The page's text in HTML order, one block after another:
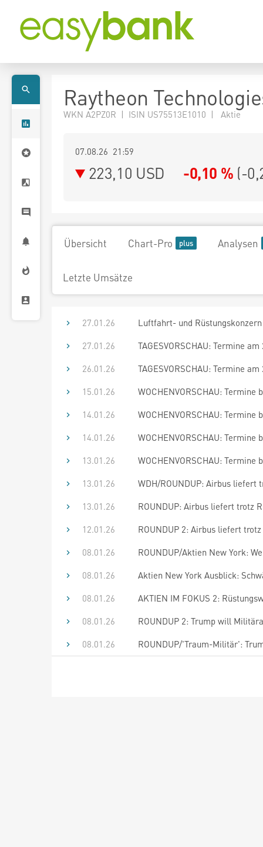
Raytheon
WKN A2PZ0R | ISIN US75513E1010 | Aktie
07.08.26 21:59
223,10 USD -0,10 % (-
Übersicht Chart-Pro Analysen
Letzte Umsätze
27.01.26
Luftfahrt- und
27.01.26
TAGESVORSCHAU: Termine
26.01.26
TAGESVORSCHAU: Termine
15.01.26
WOCHENVORSCHAU: Termine
14.01.26
WOCHENVORSCHAU: Termine
14.01.26
WOCHENVORSCHAU: Termine
13.01.26
WOCHENVORSCHAU: Termine
13.01.26
WDH/ROUNDUP: Airbus
13.01.26
ROUNDUP: Airbus liefert trotz
12.01.26
ROUNDUP 2: Airbus liefert
08.01.26
ROUNDUP/Aktien New York:
08.01.26
Aktien New York Ausblick:
08.01.26
AKTIEN IM FOKUS 2:
08.01.26
ROUNDUP 2: Trump will
08.01.26
ROUNDUP/'Traum-Militär':